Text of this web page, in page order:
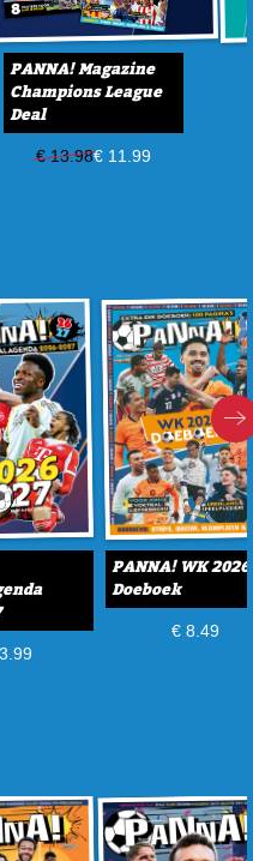
PANNA! Magazine
Champions League
Deal
€ 13.98€ 11.99
PANNA! WK 2026
Doeboek
€ 8.49